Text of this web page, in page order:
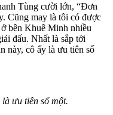
Tùng cười lớn, “Đơn
Cũng may là tôi có được
bên Khuê Minh nhiều
đấu. Nhất là sắp tới
này, cô ấy là ưu tiên số
ưu tiên số một.